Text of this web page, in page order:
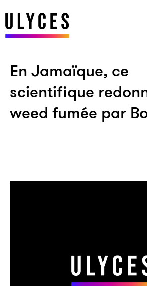
En Jamaïque, ce
scientifique
weed fumée par